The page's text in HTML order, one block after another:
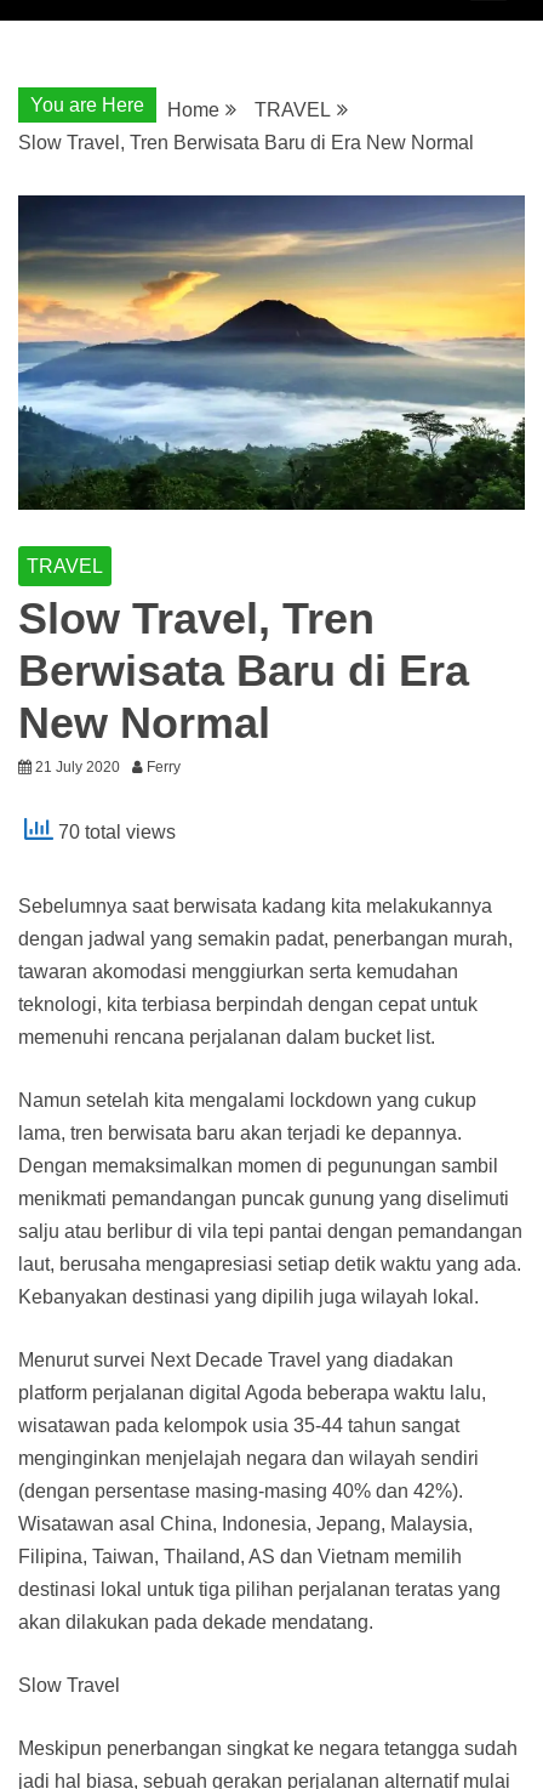
You are Here Home
TRAVEL
Slow Travel, Tren Berwisata Baru di Era New Normal
TRAVEL
Slow Travel, Tren
Berwisata Baru di Era
New Normal
21 July 2020 Ferry
70 total views
Sebelumnya saat berwisata kadang kita melakukannya
dengan jadwal yang semakin padat, penerbangan murah,
tawaran akomodasi menggiurkan serta kemudahan
teknologi, kita terbiasa berpindah dengan cepat untuk
memenuhi rencana perjalanan dalam bucket list.
Namun setelah kita mengalami lockdown yang cukup
lama, tren berwisata baru akan terjadi ke depannya.
Dengan memaksimalkan momen di pegunungan sambil
menikmati pemandangan puncak gunung yang diselimuti
salju atau berlibur di vila tepi pantai dengan pemandangan
laut, berusaha mengapresiasi setiap detik waktu yang ada.
Kebanyakan destinasi yang dipilih juga wilayah lokal.
Menurut survei Next Decade Travel yang diadakan
platform perjalanan digital Agoda beberapa waktu lalu,
wisatawan pada kelompok usia 35-44 tahun sangat
menginginkan menjelajah negara dan wilayah sendiri
(dengan persentase masing-masing 40% dan 42%).
Wisatawan asal China, Indonesia, Jepang, Malaysia,
Filipina, Taiwan, Thailand, AS dan Vietnam memilih
destinasi lokal untuk tiga pilihan perjalanan teratas yang
akan dilakukan pada dekade mendatang.
Slow Travel
Meskipun penerbangan singkat ke negara tetangga sudah
jadi hal biasa, sebuah gerakan perjalanan alternatif mulai